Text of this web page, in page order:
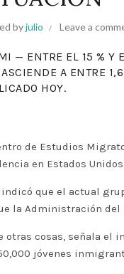
byjulio Leave a
— ENTRE EL 15 % Y
A ENTRE
HOY.
de Estudios
en Estados
indicó que el actual
la Administración del
otras cosas, señala el
jóvenes